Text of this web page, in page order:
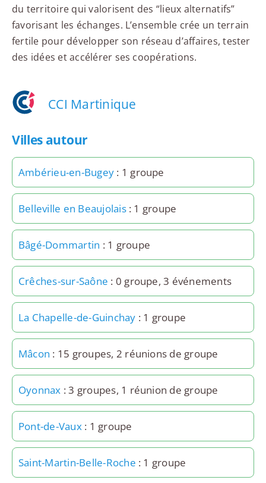
du territoire qui valorisent des “lieux alternatifs”
favorisant les échanges. L’ensemble crée un terrain
fertile pour développer son réseau d’affaires, tester
des idées et accélérer ses coopérations.
CCI Martinique
Villes autour
Ambérieu-en-Bugey : 1 groupe
Belleville en Beaujolais: 1 groupe
Bâgé-Dommartin : 1 groupe
Crêches-sur-Saône : 0 groupe, 3 événements
La Chapelle-de-Guinchay : 1 groupe
Mâcon : 15 groupes, 2 réunions de groupe
Oyonnax : 3 groupes, 1 réunion de groupe
Pont-de-Vaux: 1 groupe
Saint-Martin-Belle-Roche : 1 groupe